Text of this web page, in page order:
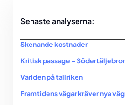
Senaste analyserna:
Skenande kostnader
Kritisk passage –
Världen på tallriken
Framtidens vägar kräver nya